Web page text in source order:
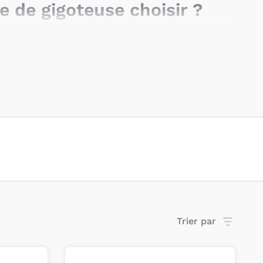
de gigoteuse choisir ?
gigoteuses
souvent deboutons pressions aux épaules.
Trier par